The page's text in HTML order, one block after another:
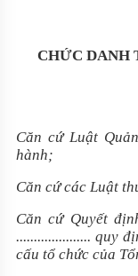
CHỨC DANH
Căn cứ Luật
hành;
Căn cứ các Luật
Căn cứ Quyết
..................... quy
cấu tổ chức của